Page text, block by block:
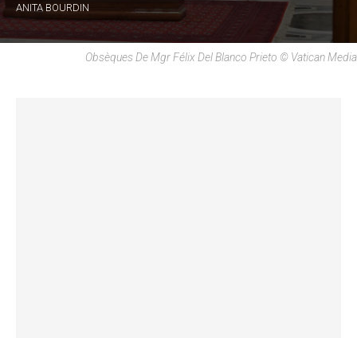
ANITA BOURDIN
Obsèques De Mgr Félix Del Blanco Prieto © Vatican Media